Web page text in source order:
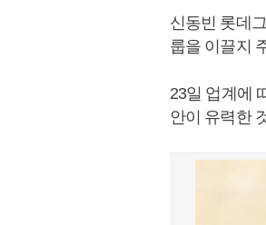
신동빈 롯데
룹을 이끌지
23일 업계에
안이 유력한